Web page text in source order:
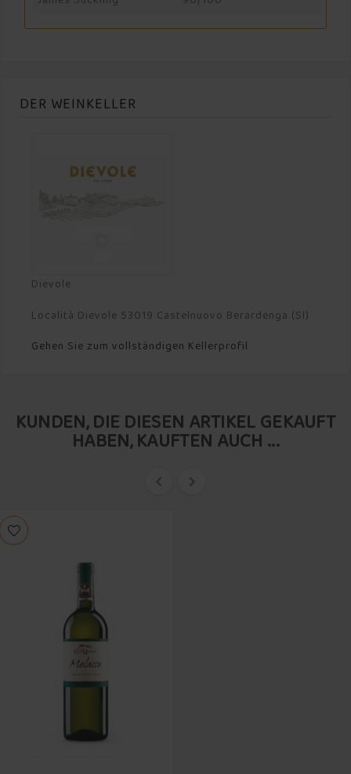
DER WEINKELLER
Dievole
Località Dievole 53019 Castelnuovo Berardenga (SI)
Gehen Sie zum vollständigen Kellerprofil
KUNDEN, DIE DIESEN ARTIKEL GEKAUFT
HABEN, KAUFTEN AUCH ...
 